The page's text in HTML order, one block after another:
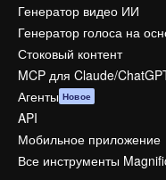
Генератор видео ИИ
Генератор голоса на
Стоковый контент
MCP для Claude/
Агенты Новое
API
Мобильное приложение
Все инструменты